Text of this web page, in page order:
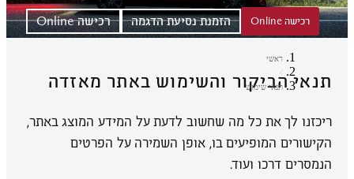
רכישה Online הזמנת נסיעת הדגמה רכישה Online
ראשי
תנאי שימוש
תנאי הביקור והשימוש באתר מאזדה
ריכזנו לך את כל מה שחשוב לדעת על המידע המוצג באתר,
הקישורים המופיעים בו, אופן השמירה על הפרטים
הנמסרים דרכו ועוד.